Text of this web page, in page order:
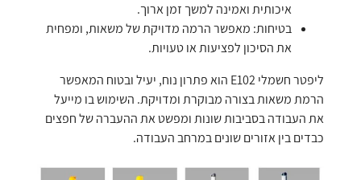
איכותית ואמינה למשך זמן ארוך.
בטיחות: מאפשר הרמה מדויקת של משאות, ומפחית
את הסיכון לפציעות או טעויות.
ליפטר חשמלי E102 הוא פתרון נוח, יעיל ובטוח המאפשר
הרמת משאות בצורה מבוקרת ומדויקת. השימוש בו מייעל
את העבודה בסביבות שונות ומפשט את ההעברה של חפצים
כבדים בין אזורים שונים במרחב העבודה.